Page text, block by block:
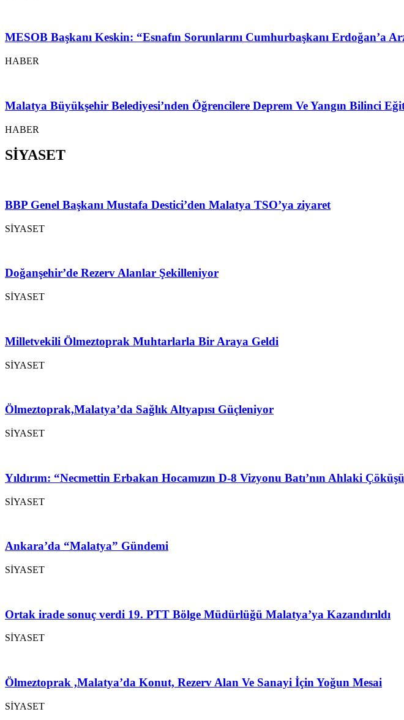
MESOB Başkanı Keskin: “Esnafın Sorunlarını Cumhurbaşkanı Erdoğan’a
HABER
Malatya Büyükşehir Belediyesi’nden Öğrencilere Deprem Ve Yangın Bilinci
HABER
SİYASET
BBP Genel Başkanı Mustafa Destici’den Malatya TSO’ya ziyaret
SİYASET
Doğanşehir’de Rezerv Alanlar Şekilleniyor
SİYASET
Milletvekili Ölmeztoprak Muhtarlarla Bir Araya Geldi
SİYASET
Ölmeztoprak,Malatya’da Sağlık Altyapısı Güçleniyor
SİYASET
Yıldırım: “Necmettin Erbakan Hocamızın D-8 Vizyonu Batı’nın Ahlaki
SİYASET
Ankara’da “Malatya” Gündemi
SİYASET
Ortak irade sonuç verdi 19. PTT Bölge Müdürlüğü Malatya’ya Kazandırıldı
SİYASET
Ölmeztoprak ,Malatya’da Konut, Rezerv Alan Ve Sanayi İçin Yoğun Mesai
SİYASET